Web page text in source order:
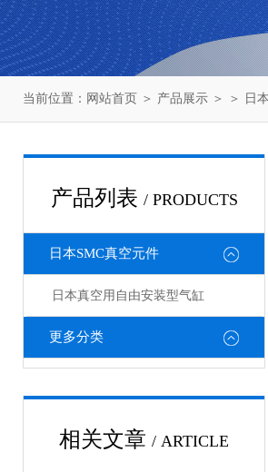
当前位置： 网站首页 ＞ 产品展示 ＞ ＞ 日
产品列表 / PRODUCTS
日本SMC真空元件
日本真空用自由安装型气缸
更多分类
相关文章 / ARTICLE